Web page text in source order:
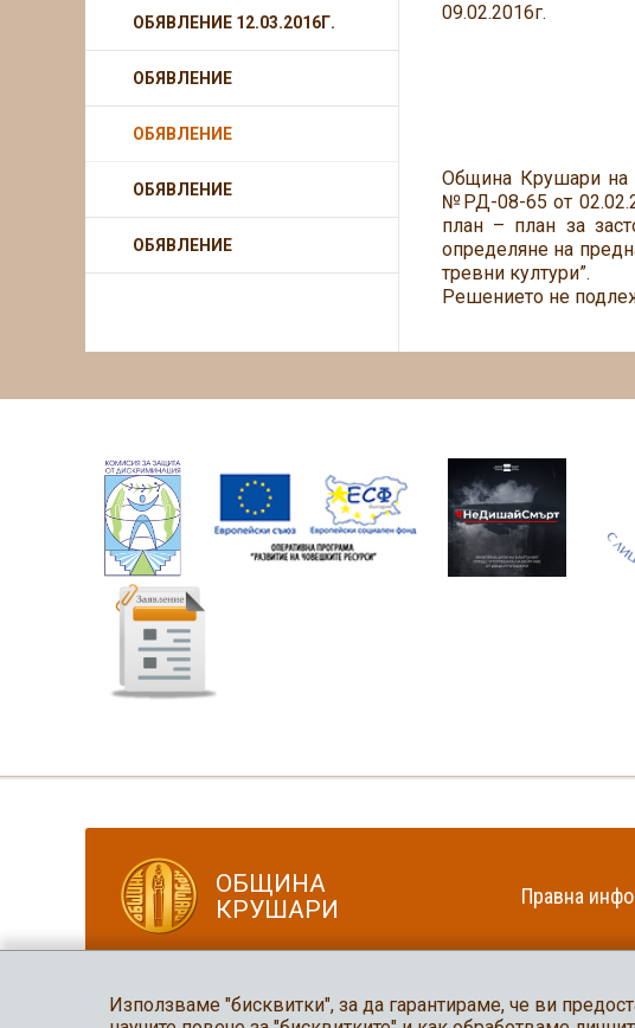
09.02.2016г.
Община Крушари на
№РД-08-65 от
план – план за
определяне на
тревни култури”.
Решението не
ОБЯВЛЕНИЕ 12.03.2016Г.
ОБЯВЛЕНИЕ
ОБЯВЛЕНИЕ
ОБЯВЛЕНИЕ
ОБЯВЛЕНИЕ
ОБЩИНА
КРУШАРИ
Правна
2026 Община Крушари
Използваме "бисквитки", за да гарантираме, че ви